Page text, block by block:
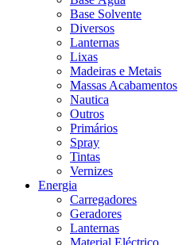
Base Solvente
Diversos
Lanternas
Lixas
Madeiras e Metais
Massas Acabamentos
Nautica
Outros
Primários
Spray
Tintas
Vernizes
Energia
Carregadores
Geradores
Lanternas
Material Eléctrico